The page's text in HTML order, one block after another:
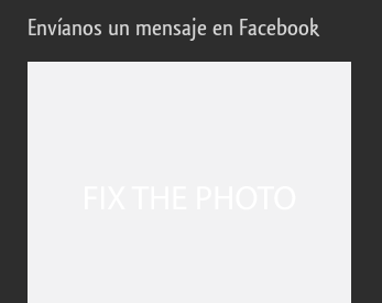
Envíanos un mensaje en Facebook